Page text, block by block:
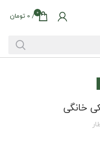
0
/
0 تومان
خانگی